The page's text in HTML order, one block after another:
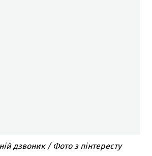
дзвоник / Фото з пінтересту